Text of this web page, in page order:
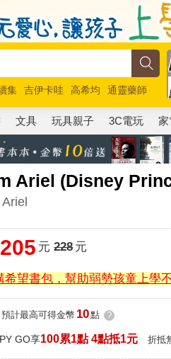
集 吉伊卡哇 高希均
通靈藥師
5 超慢跑
文具 玩具親子 3C電玩 家
Ariel (Disney
205 元 228元
希望書包，幫助弱勢孩童上學
預計最高可得金幣 10點 ?
GO享100累1點 4點抵1元 折抵